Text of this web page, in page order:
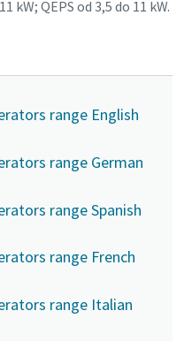
kW; QEPS od 3,5 do 11 kW.
range English
range German
range Spanish
range French
range Italian